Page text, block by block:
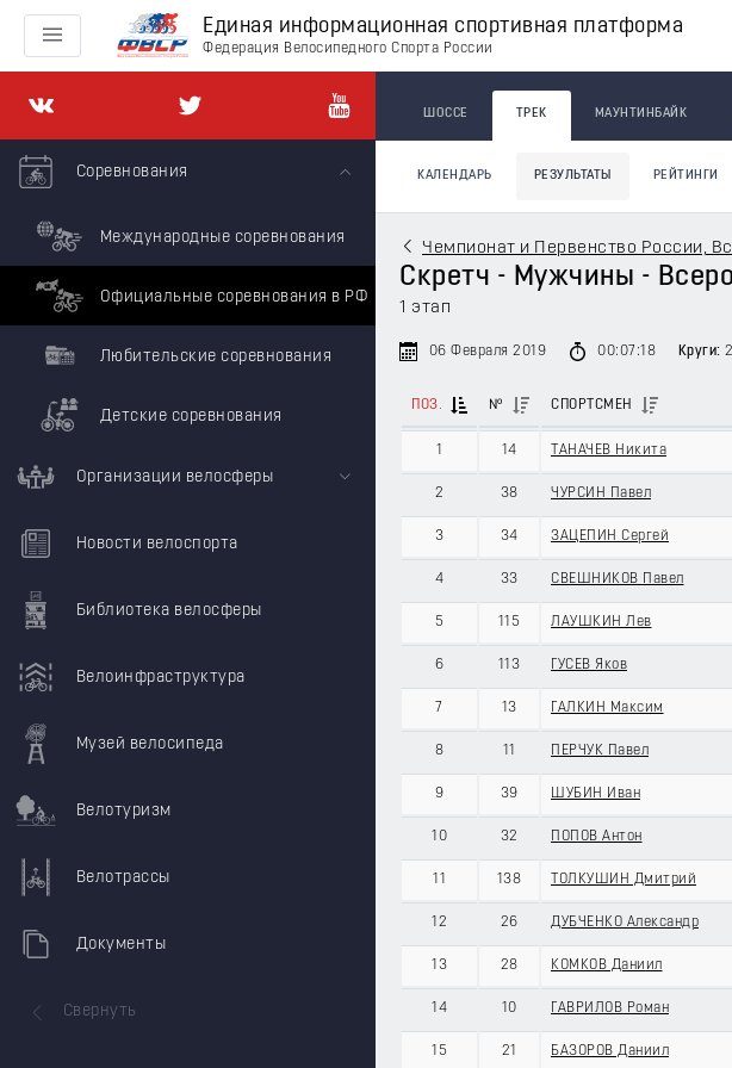
Единая информационная спортивная платформа
Федерация Велосипедного Спорта России
Соревнования
Международные соревнования
Официальные соревнования в РФ
Любительские соревнования
Детские соревнования
Организации велосферы
Новости велоспорта
Библиотека велосферы
Велоинфраструктура
Музей велосипеда
Велотуризм
Велотрассы
Документы
Свернуть
ШОССЕ ТРЕК МАУНТИНБАЙК
КАЛЕНДАРЬ РЕЗУЛЬТАТЫ РЕЙТИНГИ
Чемпионат и Первенство России,
Скретч - Мужчины -
1 этап
06 Февраля 2019 00:07:18 Круги:
ПОЗ. № СПОРТСМЕН
1 14 ТАНАЧЕВ Никита
2 38 ЧУРСИН Павел
3 34 ЗАЦЕПИН Сергей
4 33 СВЕШНИКОВ Павел
5 115 ЛАУШКИН Лев
6 113 ГУСЕВ Яков
7 13 ГАЛКИН Максим
8 11 ПЕРЧУК Павел
9 39 ШУБИН Иван
10 32 ПОПОВ Антон
11 138 ТОЛКУШИН Дмитрий
12 26 ДУБЧЕНКО Александр
13 28 КОМКОВ Даниил
14 10 ГАВРИЛОВ Роман
15 21 БАЗОРОВ Даниил